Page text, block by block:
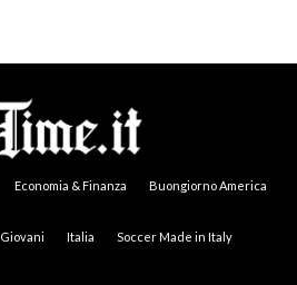
Economia & Finanza Buongiorno America
Giovani Italia Soccer Made in Italy